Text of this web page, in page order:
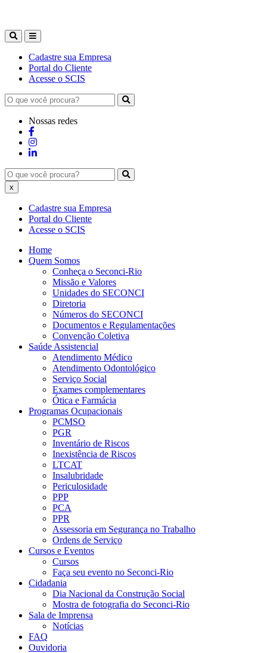
Cadastre sua Empresa
Portal do Cliente
Acesse o SCIS
Nossas redes
x
Cadastre sua Empresa
Portal do Cliente
Acesse o SCIS
Home
Quem Somos
Conheça o Seconci-Rio
Missão e Valores
Unidades do SECONCI
Diretoria
Números do SECONCI
Documentos e Regulamentações
Convenção Coletiva
Saúde Assistencial
Atendimento Médico
Atendimento Odontológico
Serviço Social
Exames complementares
Ótica e Farmácia
Programas Ocupacionais
PCMSO
PGR
Inventário de Riscos
Inexistência de Riscos
LTCAT
Insalubridade
Periculosidade
PPP
PCA
PPR
Assessoria em Segurança no Trabalho
Ordens de Serviço
Cursos e Eventos
Cursos
Faça seu evento no Seconci-Rio
Cidadania
Dia Nacional da Construção Social
Mostra de fotografia do Seconci-Rio
Sala de Imprensa
Notícias
FAQ
Ouvidoria